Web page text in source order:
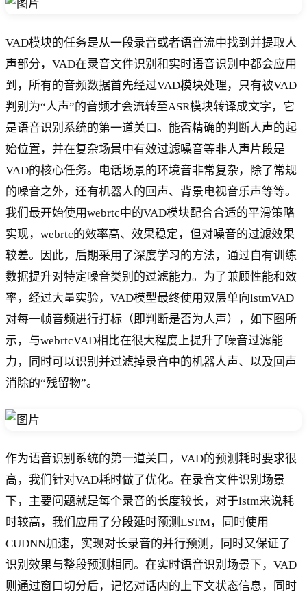
VAD模块的任务是从一段录音或者语音流中找到并提取人
声部分，VAD在录音文件识别和实时语音识别中都会应用
到，所有的音频数据首先经过VAD模块处理，只有被VAD
判别为“人声”的音频才会流转至ASR模块转译成文字，它
是语音识别系统的第一道关口。能否精确的判断人声的起
始位置，并在复杂场景中有效过滤噪音等非人声片段是
VAD的核心任务。电话场景的环境音非常复杂，除了常规
的噪音之外，还有机器人的回声、背景电视音乐声等等。
我们最开始使用webrtc中的VAD模块配合合适的平滑策略
实现，webrtc的效率高、效果稳定，但对噪音的过滤效果
较差。因此，后期采用了深度学习的方法，通过自有训练
数据提升对特定噪音类别的过滤能力。为了兼顾性能和效
率，经过大量实验，VAD模型最终使用双层单向lstmVAD
对每一帧音频进行打标（即判断是否为人声），如下图所
示，与webrtcVAD相比在很大程度上提升了噪音过滤能
力，同时可以识别并过滤掉录音中的机器人声、以及回声
消除的“残留物”。
作为语音识别系统的第一道关口，VAD的预测耗时要求很
高，我们针对VAD耗时做了优化。在录音文件识别场景
下，主要问题就是每个录音的长度较长，对于lstm来说耗
时较高，我们应用了分段延时预测LSTM，同时使用
CUDNN加速，实现对长录音的并行预测，同时又保证了
识别效果与整段预测相同。在实时语音识别场景下，VAD
则通过窗口切分后，记忆对话内的上下文状态信息，同时